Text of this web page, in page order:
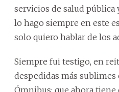
servicios de salud
lo hago siempre en este
solo quiero hablar de los
Siempre fui testigo, en
despedidas más
Ómnibus; que ahora